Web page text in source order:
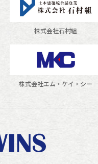
株式会社石村組
株式会社エム・ケイ・シー